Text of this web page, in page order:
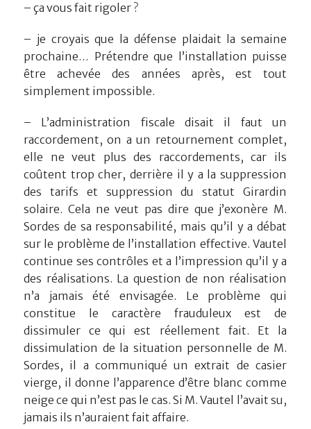
– ça vous fait rigoler ?
– je croyais que la défense plaidait la semaine
prochaine… Prétendre que l’installation puisse
être achevée des années après, est tout
simplement impossible.
– L’administration fiscale disait il faut un
raccordement, on a un retournement complet,
elle ne veut plus des raccordements, car ils
coûtent trop cher, derrière il y a la suppression
des tarifs et suppression du statut Girardin
solaire. Cela ne veut pas dire que j’exonère M.
Sordes de sa responsabilité, mais qu’il y a débat
sur le problème de l’installation effective. Vautel
continue ses contrôles et a l’impression qu’il y a
des réalisations. La question de non réalisation
n’a jamais été envisagée. Le problème qui
constitue le caractère frauduleux est de
dissimuler ce qui est réellement fait. Et la
dissimulation de la situation personnelle de M.
Sordes, il a communiqué un extrait de casier
vierge, il donne l’apparence d’être blanc comme
neige ce qui n’est pas le cas. Si M. Vautel l’avait su,
jamais ils n’auraient fait affaire.